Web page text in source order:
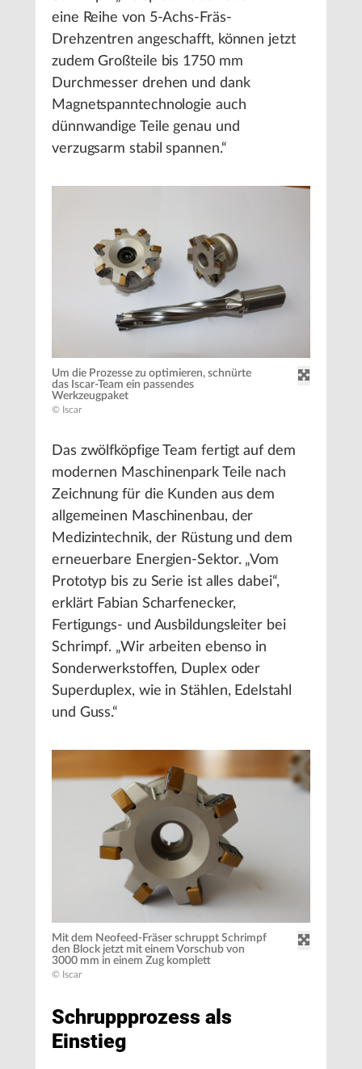
eine Reihe von 5-Achs-Fräs-
Drehzentren angeschafft, können jetzt
zudem Großteile bis 1750 mm
Durchmesser drehen und dank
Magnetspanntechnologie auch
dünnwandige Teile genau und
verzugsarm stabil spannen.“
Um die Prozesse zu optimieren, schnürte
das Iscar-Team ein passendes
Werkzeugpaket
© Iscar
Das zwölfköpfige Team fertigt auf dem
modernen Maschinenpark Teile nach
Zeichnung für die Kunden aus dem
allgemeinen Maschinenbau, der
Medizintechnik, der Rüstung und dem
erneuerbare Energien-Sektor. „Vom
Prototyp bis zu Serie ist alles dabei“,
erklärt Fabian Scharfenecker,
Fertigungs- und Ausbildungsleiter bei
Schrimpf. „Wir arbeiten ebenso in
Sonderwerkstoffen, Duplex oder
Superduplex, wie in Stählen, Edelstahl
und Guss.“
Mit dem Neofeed-Fräser schruppt Schrimpf
den Block jetzt mit einem Vorschub von
3000 mm in einem Zug komplett
© Iscar
Schruppprozess als
Einstieg